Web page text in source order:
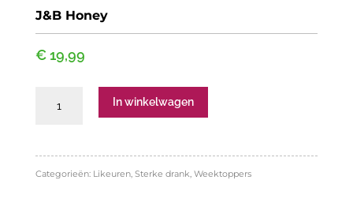
J&B Honey
€19,99
In winkelwagen
Categorieën: Likeuren, Sterke drank, Weektoppers